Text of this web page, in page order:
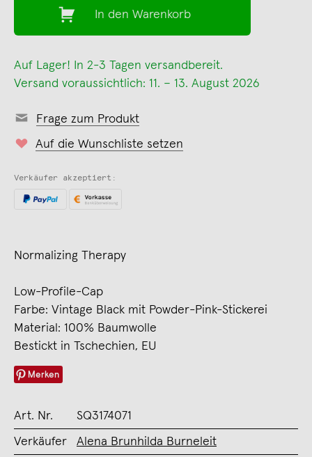
In den Warenkorb
Auf Lager! In 2-3 Tagen versandbereit.
Versand voraussichtlich: 11. – 13. August 2026
Frage zum Produkt
Auf die Wunschliste setzen
Verkäufer akzeptiert:
Normalizing Therapy
Low-Profile-Cap
Farbe: Vintage Black mit Powder-Pink-Stickerei
Material: 100% Baumwolle
Bestickt in Tschechien, EU
Merken
Art. Nr. SQ3174071
Verkäufer Alena Brunhilda Burneleit